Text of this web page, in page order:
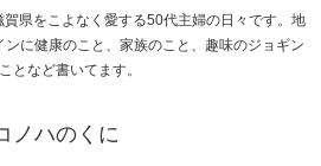
県をこよなく愛する50代主婦の日々です。地
に健康のこと、家族のこと、趣味のジョギン
となど書いてます。
ノハのくに